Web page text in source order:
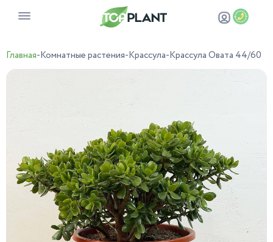
Главная-Комнатные растения-Крассула-Крассула Овата 44/60